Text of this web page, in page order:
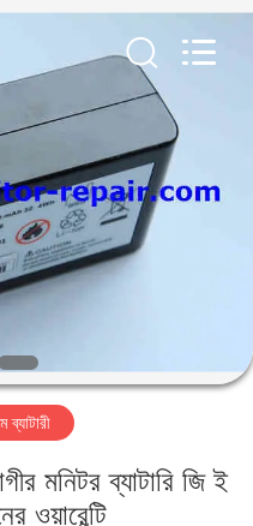
ব্যাটারী
মনিটর ব্যাটারি জি ই
ওয়ারেন্টি